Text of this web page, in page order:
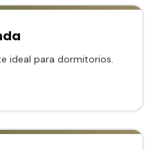
ideal para dormitorios.